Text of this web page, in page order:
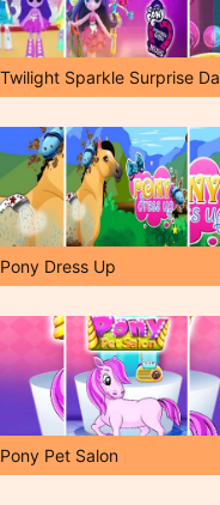
Pony Dress Up
Pony Pet Salon